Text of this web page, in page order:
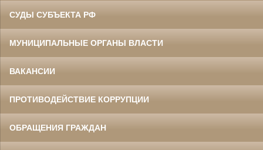
СУДЫ СУБЪЕКТА РФ
МУНИЦИПАЛЬНЫЕ ОРГАНЫ ВЛАСТИ
ВАКАНСИИ
ПРОТИВОДЕЙСТВИЕ КОРРУПЦИИ
ОБРАЩЕНИЯ ГРАЖДАН